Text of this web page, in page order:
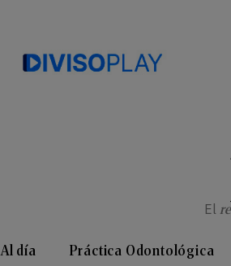
El
Al día Práctica Odontológica